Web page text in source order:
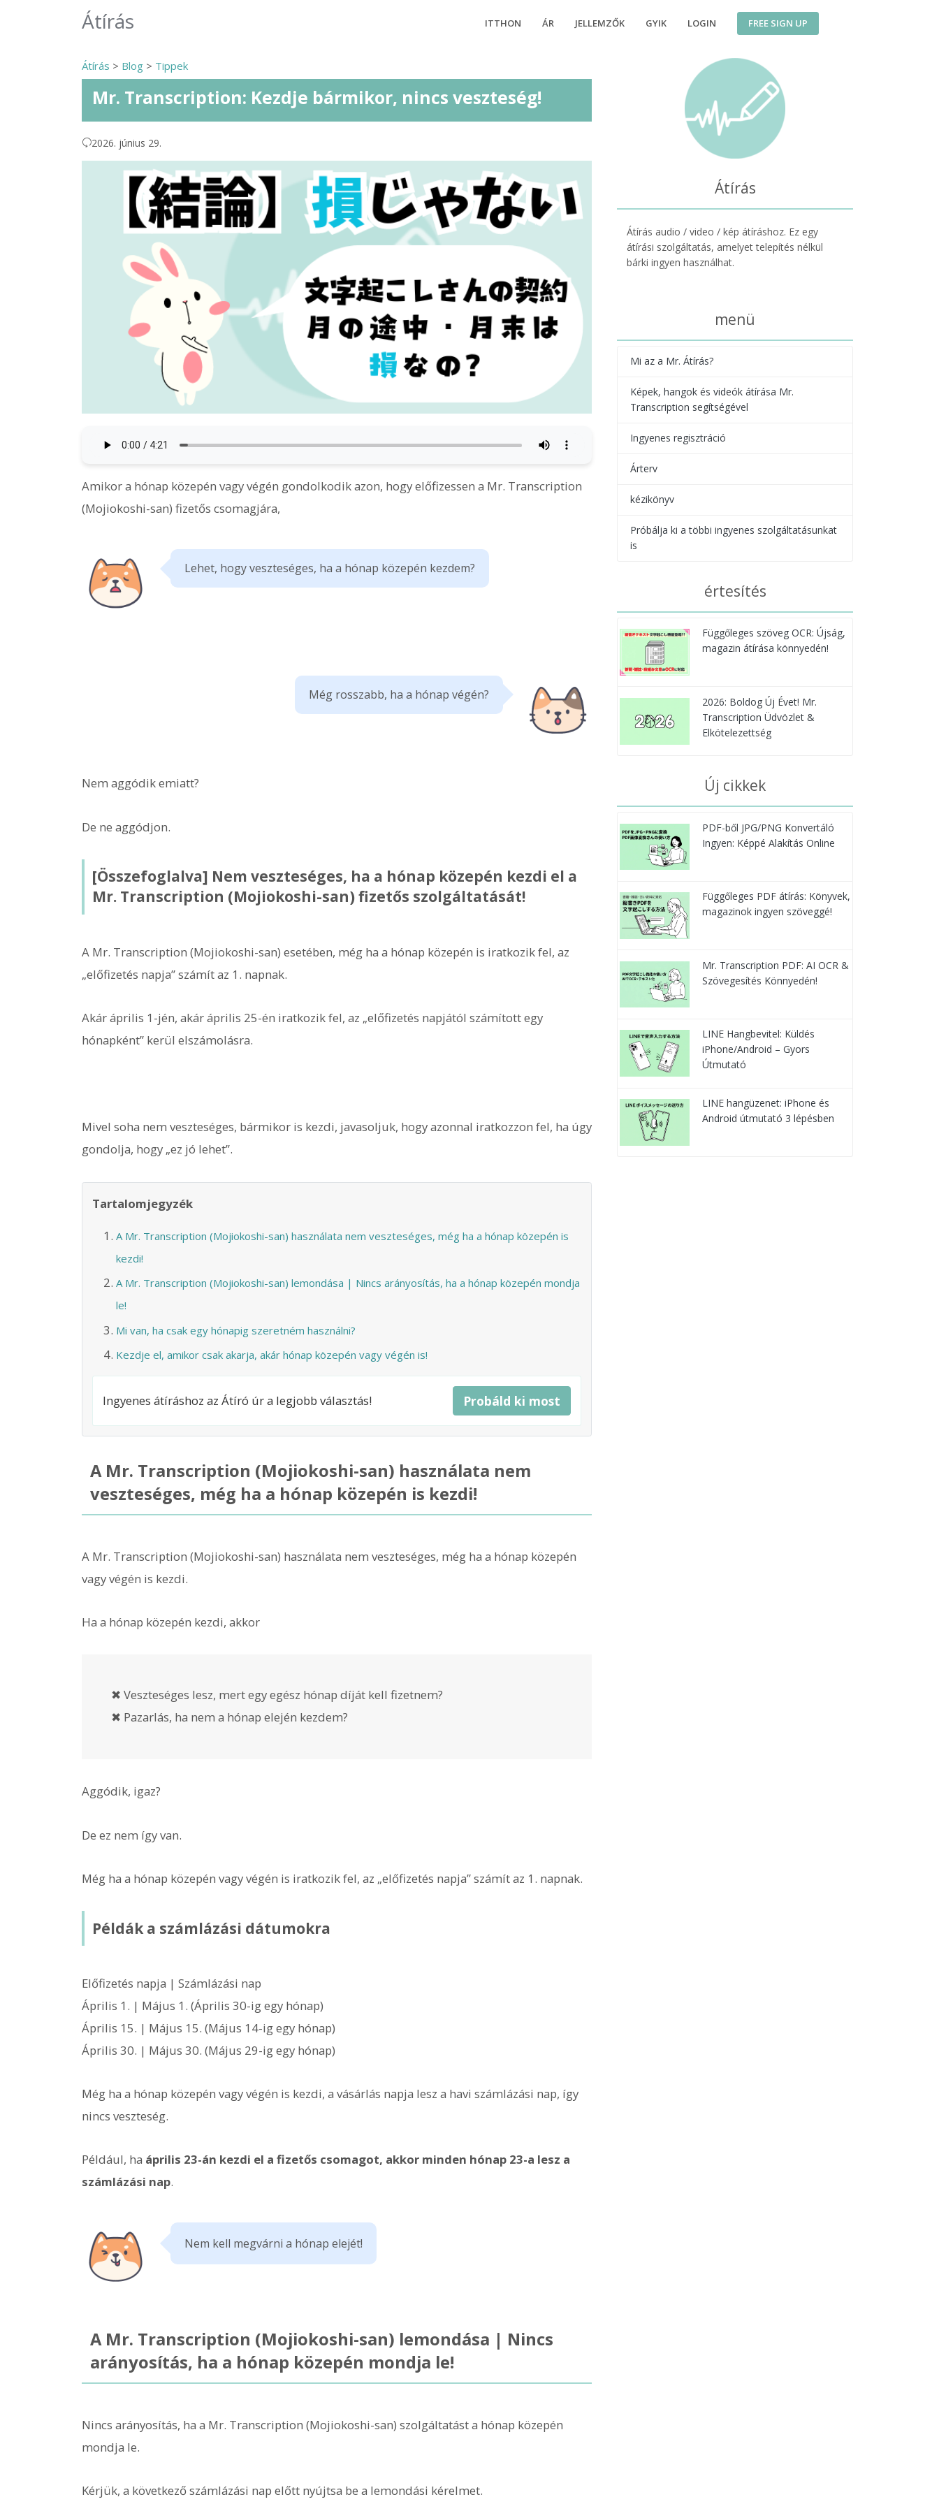
Átírás ITTHON ÁR JELLEMZŐK GYIK LOGIN FREE SIGN UP
Átírás > Blog > Tippek
Mr. Transcription: Kezdje bármikor, nincs veszteség!
2026. június 29.
Amikor a hónap közepén vagy végén gondolkodik azon, hogy előfizessen a Mr. Transcription
(Mojiokoshi-san) fizetős csomagjára,
Lehet, hogy veszteséges, ha a hónap közepén kezdem?
Még rosszabb, ha a hónap végén?
Nem aggódik emiatt?
De ne aggódjon.
[Összefoglalva] Nem veszteséges, ha a hónap közepén kezdi el a
Mr. Transcription (Mojiokoshi-san) fizetős szolgáltatását!
A Mr. Transcription (Mojiokoshi-san) esetében, még ha a hónap közepén is iratkozik fel, az
„előfizetés napja” számít az 1. napnak.
Akár április 1-jén, akár április 25-én iratkozik fel, az „előfizetés napjától számított egy
hónapként” kerül elszámolásra.
Mivel soha nem veszteséges, bármikor is kezdi, javasoljuk, hogy azonnal iratkozzon fel, ha úgy
gondolja, hogy „ez jó lehet”.
Tartalomjegyzék
A Mr. Transcription (Mojiokoshi-san) használata nem veszteséges, még ha a hónap közepén is
kezdi!
A Mr. Transcription (Mojiokoshi-san) lemondása | Nincs arányosítás, ha a hónap közepén mondja
le!
Mi van, ha csak egy hónapig szeretném használni?
Kezdje el, amikor csak akarja, akár hónap közepén vagy végén is!
Ingyenes átíráshoz az Átíró úr a legjobb választás! Probáld ki most
A Mr. Transcription (Mojiokoshi-san) használata nem
veszteséges, még ha a hónap közepén is kezdi!
A Mr. Transcription (Mojiokoshi-san) használata nem veszteséges, még ha a hónap közepén
vagy végén is kezdi.
Ha a hónap közepén kezdi, akkor
✖ Veszteséges lesz, mert egy egész hónap díját kell fizetnem?
✖ Pazarlás, ha nem a hónap elején kezdem?
Aggódik, igaz?
De ez nem így van.
Még ha a hónap közepén vagy végén is iratkozik fel, az „előfizetés napja” számít az 1. napnak.
Példák a számlázási dátumokra
Előfizetés napja | Számlázási nap
Április 1. | Május 1. (Április 30-ig egy hónap)
Április 15. | Május 15. (Május 14-ig egy hónap)
Április 30. | Május 30. (Május 29-ig egy hónap)
Még ha a hónap közepén vagy végén is kezdi, a vásárlás napja lesz a havi számlázási nap, így
nincs veszteség.
Például, ha április 23-án kezdi el a fizetős csomagot, akkor minden hónap 23-a lesz a
számlázási nap.
Nem kell megvárni a hónap elejét!
A Mr. Transcription (Mojiokoshi-san) lemondása | Nincs
arányosítás, ha a hónap közepén mondja le!
Nincs arányosítás, ha a Mr. Transcription (Mojiokoshi-san) szolgáltatást a hónap közepén
mondja le.
Kérjük, a következő számlázási nap előtt nyújtsa be a lemondási kérelmet.
Átírás
Átírás audio / video / kép átíráshoz. Ez egy
átírási szolgáltatás, amelyet telepítés nélkül
bárki ingyen használhat.
menü
Mi az a Mr. Átírás?
Képek, hangok és videók átírása Mr.
Transcription segítségével
Ingyenes regisztráció
Árterv
kézikönyv
Próbálja ki a többi ingyenes szolgáltatásunkat
is
értesítés
Függőleges szöveg OCR: Újság,
magazin átírása könnyedén!
2026: Boldog Új Évet! Mr.
Transcription Üdvözlet &
Elkötelezettség
Új cikkek
PDF-ből JPG/PNG Konvertáló
Ingyen: Képpé Alakítás Online
Függőleges PDF átírás: Könyvek,
magazinok ingyen szöveggé!
Mr. Transcription PDF: AI OCR &
Szövegesítés Könnyedén!
LINE Hangbevitel: Küldés
iPhone/Android – Gyors
Útmutató
LINE hangüzenet: iPhone és
Android útmutató 3 lépésben